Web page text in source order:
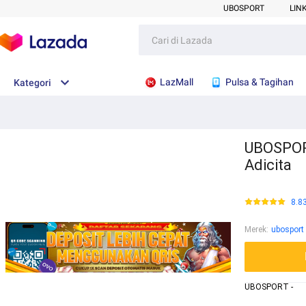
UBOSPORT
Kategori LazMall Pulsa & Tagihan
Adicita
Merek: ubosport
UBOSPORT -